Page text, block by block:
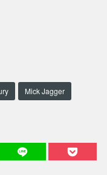
Mick Jagger